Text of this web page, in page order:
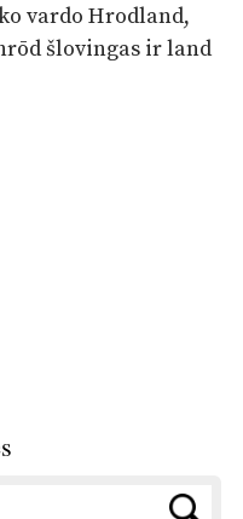
vardo Hrodland,
šlovingas ir land